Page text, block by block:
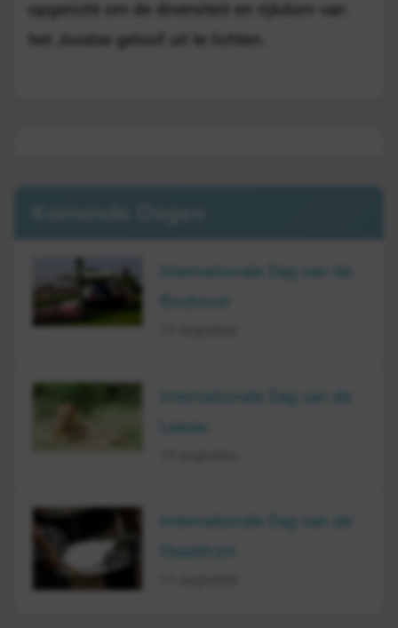
opgericht om de diversiteit en rijkdom van
het Joodse geloof uit te lichten.
Internationale Dag van de
Internationale Dag van de
Internationale Dag van de